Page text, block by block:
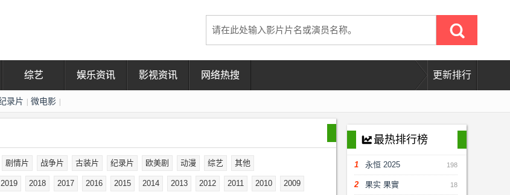
综艺 娱乐资讯 影视资讯 网络热搜 更新排行
录片 微电影
剧情片 战争片 古装片 纪录片 欧美剧 动漫 综艺 其他
2019 2018 2017 2016 2015 2014 2013 2012 2011 2010
2009
󰇀最热排行榜
198
1 永恒 2025
18
2 果实 果實